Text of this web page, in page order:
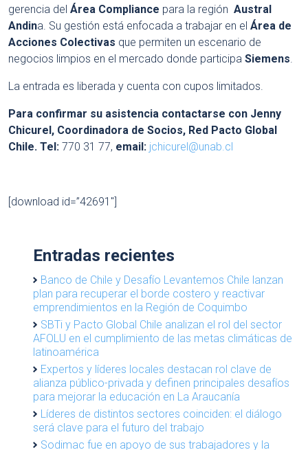
gerencia del Área Compliance para la región Austral
Andina. Su gestión está enfocada a trabajar en el Área de
Acciones Colectivas que permiten un escenario de
negocios limpios en el mercado donde participa Siemens.
La entrada es liberada y cuenta con cupos limitados.
Para confirmar su asistencia contactarse con Jenny
Chicurel, Coordinadora de Socios, Red Pacto Global
Chile. Tel: 770 31 77, email: jchicurel@unab.cl
[download id=”42691″]
Entradas recientes
Banco de Chile y Desafío Levantemos Chile lanzan
plan para recuperar el borde costero y reactivar
emprendimientos en la Región de Coquimbo
SBTi y Pacto Global Chile analizan el rol del sector
AFOLU en el cumplimiento de las metas climáticas de
latinoamérica
Expertos y líderes locales destacan rol clave de
alianza público-privada y definen principales desafíos
para mejorar la educación en La Araucanía
Líderes de distintos sectores coinciden: el diálogo
será clave para el futuro del trabajo
Sodimac fue en apoyo de sus trabajadores y la